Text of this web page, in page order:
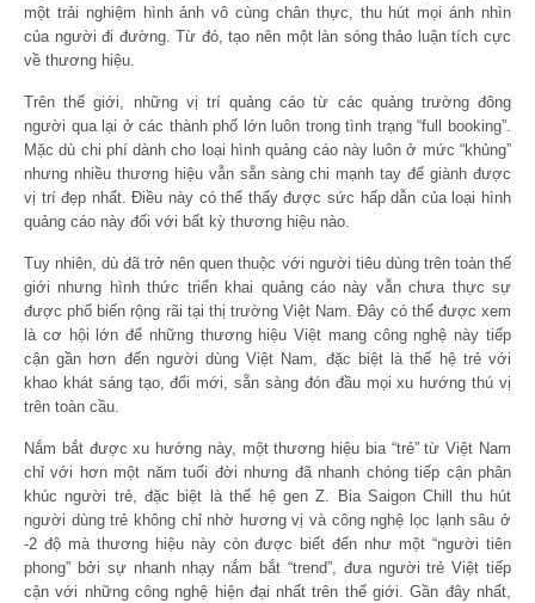
một trải nghiệm hình ảnh vô cùng chân thực, thu hút mọi ánh nhìn
của người đi đường. Từ đó, tạo nên một làn sóng thảo luận tích cực
về thương hiệu.
Trên thế giới, những vị trí quảng cáo từ các quảng trường đông
người qua lại ở các thành phố lớn luôn trong tình trạng “full booking”.
Mặc dù chi phí dành cho loại hình quảng cáo này luôn ở mức “khủng”
nhưng nhiều thương hiệu vẫn sẵn sàng chi mạnh tay để giành được
vị trí đẹp nhất. Điều này có thể thấy được sức hấp dẫn của loại hình
quảng cáo này đối với bất kỳ thương hiệu nào.
Tuy nhiên, dù đã trở nên quen thuộc với người tiêu dùng trên toàn thế
giới nhưng hình thức triển khai quảng cáo này vẫn chưa thực sự
được phổ biến rộng rãi tại thị trường Việt Nam. Đây có thể được xem
là cơ hội lớn để những thương hiệu Việt mang công nghệ này tiếp
cận gần hơn đến người dùng Việt Nam, đặc biệt là thế hệ trẻ với
khao khát sáng tạo, đổi mới, sẵn sàng đón đầu mọi xu hướng thú vị
trên toàn cầu.
Nắm bắt được xu hướng này, một thương hiệu bia “trẻ” từ Việt Nam
chỉ với hơn một năm tuổi đời nhưng đã nhanh chóng tiếp cận phân
khúc người trẻ, đặc biệt là thế hệ gen Z. Bia Saigon Chill thu hút
người dùng trẻ không chỉ nhờ hương vị và công nghệ lọc lạnh sâu ở
-2 độ mà thương hiệu này còn được biết đến như một “người tiên
phong” bởi sự nhanh nhạy nắm bắt “trend”, đưa người trẻ Việt tiếp
cận với những công nghệ hiện đại nhất trên thế giới. Gần đây nhất,